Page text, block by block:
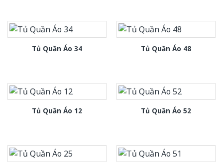
Tủ Quần Áo 34 Tủ Quần Áo 48
Tủ Quần Áo 12 Tủ Quần Áo 52